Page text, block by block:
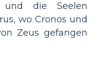
und die Seelen
wo Cronos und
Zeus gefangen